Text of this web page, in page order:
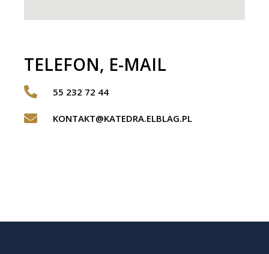
TELEFON, E-MAIL
55 232 72 44
KONTAKT@KATEDRA.ELBLAG.PL